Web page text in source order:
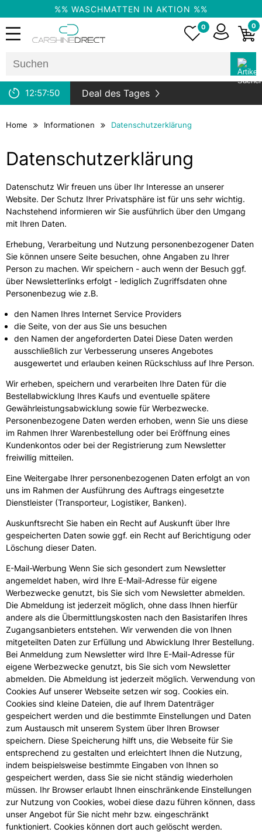
%% WASCHMATTEN IN AKTION %%
0 0
12:57:50 Deal des Tages
Home Informationen Datenschutzerklärung
Datenschutzerklärung
Datenschutz Wir freuen uns über Ihr Interesse an unserer
Website. Der Schutz Ihrer Privatsphäre ist für uns sehr wichtig.
Nachstehend informieren wir Sie ausführlich über den Umgang
mit Ihren Daten.
Erhebung, Verarbeitung und Nutzung personenbezogener Daten
Sie können unsere Seite besuchen, ohne Angaben zu Ihrer
Person zu machen. Wir speichern - auch wenn der Besuch ggf.
über Newsletterlinks erfolgt - lediglich Zugriffsdaten ohne
Personenbezug wie z.B.
den Namen Ihres Internet Service Providers
die Seite, von der aus Sie uns besuchen
den Namen der angeforderten Datei Diese Daten werden
ausschließlich zur Verbesserung unseres Angebotes
ausgewertet und erlauben keinen Rückschluss auf Ihre Person.
Wir erheben, speichern und verarbeiten Ihre Daten für die
Bestellabwicklung Ihres Kaufs und eventuelle spätere
Gewährleistungsabwicklung sowie für Werbezwecke.
Personenbezogene Daten werden erhoben, wenn Sie uns diese
im Rahmen Ihrer Warenbestellung oder bei Eröffnung eines
Kundenkontos oder bei der Registrierung zum Newsletter
freiwillig mitteilen.
Eine Weitergabe Ihrer personenbezogenen Daten erfolgt an von
uns im Rahmen der Ausführung des Auftrags eingesetzte
Dienstleister (Transporteur, Logistiker, Banken).
Auskunftsrecht Sie haben ein Recht auf Auskunft über Ihre
gespeicherten Daten sowie ggf. ein Recht auf Berichtigung oder
Löschung dieser Daten.
E-Mail-Werbung Wenn Sie sich gesondert zum Newsletter
angemeldet haben, wird Ihre E-Mail-Adresse für eigene
Werbezwecke genutzt, bis Sie sich vom Newsletter abmelden.
Die Abmeldung ist jederzeit möglich, ohne dass Ihnen hierfür
andere als die Übermittlungskosten nach den Basistarifen Ihres
Zugangsanbieters entstehen. Wir verwenden die von Ihnen
mitgeteilten Daten zur Erfüllung und Abwicklung Ihrer Bestellung.
Bei Anmeldung zum Newsletter wird Ihre E-Mail-Adresse für
eigene Werbezwecke genutzt, bis Sie sich vom Newsletter
abmelden. Die Abmeldung ist jederzeit möglich. Verwendung von
Cookies Auf unserer Webseite setzen wir sog. Cookies ein.
Cookies sind kleine Dateien, die auf Ihrem Datenträger
gespeichert werden und die bestimmte Einstellungen und Daten
zum Austausch mit unserem System über Ihren Browser
speichern. Diese Speicherung hilft uns, die Webseite für Sie
entsprechend zu gestalten und erleichtert Ihnen die Nutzung,
indem beispielsweise bestimmte Eingaben von Ihnen so
gespeichert werden, dass Sie sie nicht ständig wiederholen
müssen. Ihr Browser erlaubt Ihnen einschränkende Einstellungen
zur Nutzung von Cookies, wobei diese dazu führen können, dass
unser Angebot für Sie nicht mehr bzw. eingeschränkt
funktioniert. Cookies können dort auch gelöscht werden.